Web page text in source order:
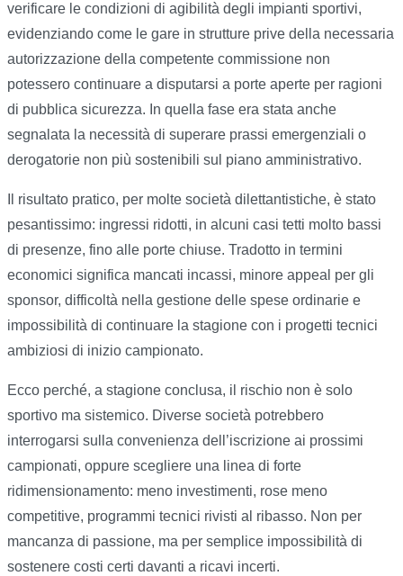
verificare le condizioni di agibilità degli impianti sportivi,
evidenziando come le gare in strutture prive della necessaria
autorizzazione della competente commissione non
potessero continuare a disputarsi a porte aperte per ragioni
di pubblica sicurezza. In quella fase era stata anche
segnalata la necessità di superare prassi emergenziali o
derogatorie non più sostenibili sul piano amministrativo.
Il risultato pratico, per molte società dilettantistiche, è stato
pesantissimo: ingressi ridotti, in alcuni casi tetti molto bassi
di presenze, fino alle porte chiuse. Tradotto in termini
economici significa mancati incassi, minore appeal per gli
sponsor, difficoltà nella gestione delle spese ordinarie e
impossibilità di continuare la stagione con i progetti tecnici
ambiziosi di inizio campionato.
Ecco perché, a stagione conclusa, il rischio non è solo
sportivo ma sistemico. Diverse società potrebbero
interrogarsi sulla convenienza dell’iscrizione ai prossimi
campionati, oppure scegliere una linea di forte
ridimensionamento: meno investimenti, rose meno
competitive, programmi tecnici rivisti al ribasso. Non per
mancanza di passione, ma per semplice impossibilità di
sostenere costi certi davanti a ricavi incerti.